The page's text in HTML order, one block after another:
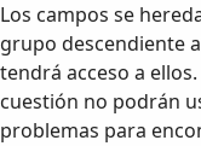
Los campos se
grupo descendiente
tendrá acceso a
cuestión no podrán
problemas para